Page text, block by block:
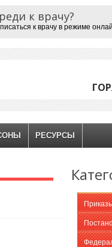
к врачу?
к врачу в режиме
РЕСУРСЫ